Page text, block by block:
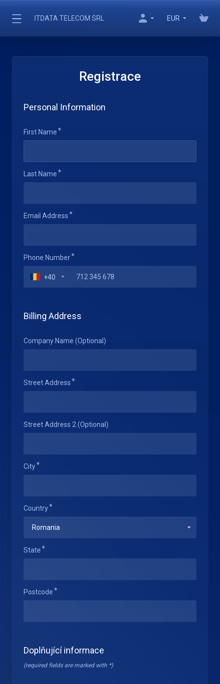
ITDATA TELECOM SRL EUR
Registrace
Personal Information
First Name
Last Name
Email Address
Phone Number
+40
Billing Address
Company Name (Optional)
Street Address
Street Address 2 (Optional)
City
Country
State
Postcode
Doplňující informace
(required fields are marked with *)